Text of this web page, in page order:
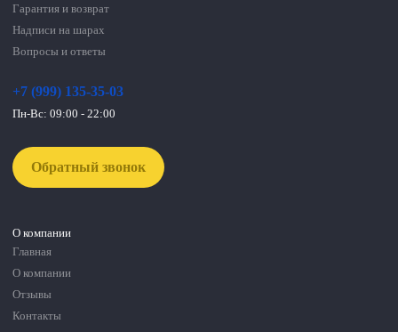
Гарантия и возврат
Надписи на шарах
Вопросы и ответы
О компании
Главная
О компании
Отзывы
Контакты
+7 (999) 135-35-03
Пн-Вс: 09:00 - 22:00
Обратный звонок